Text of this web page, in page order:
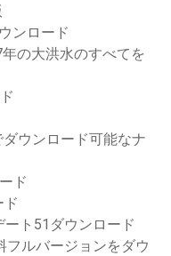
ンロード
の大洪水のすべてを
ウンロード可能なナ
ド
ド
ト51ダウンロード
フルバージョンをダウ